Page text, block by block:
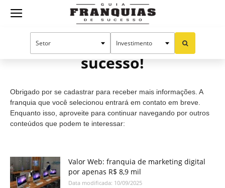
Guia
Cadastro efetuado com
sucesso!
Obrigado por se cadastrar para receber mais informações. A
franquia que você selecionou entrará em contato em breve.
Enquanto isso, aproveite para continuar navegando por outros
conteúdos que podem te interessar:
Valor Web: franquia de marketing digital
por apenas R$ 8,9 mil
Data modificada: 10/09/2025